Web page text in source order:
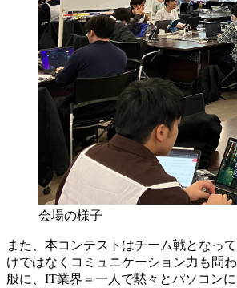
会場の様子
また、本コンテストはチーム戦となっ
けではなくコミュニケーション力も問
般に、IT業界＝一人で黙々とパソコン